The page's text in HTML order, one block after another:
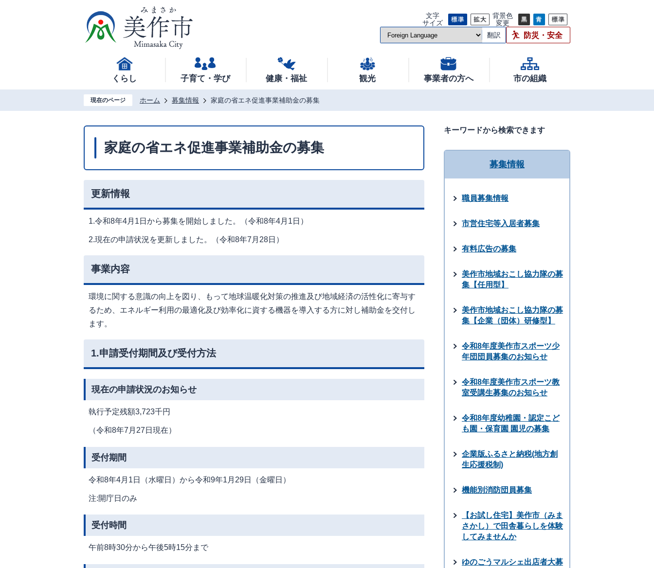
文字
サイズ
背景色
変更
翻訳
防災・安全
くらし 子育て・学び 健康・福祉 観光 事業者の方へ 市の組織
現在のページ ホーム 募集情報 家庭の省エネ促進事業補助金の募集
家庭の省エネ促進事業補助金の募集
更新情報
1.令和8年4月1日から募集を開始しました。（令和8年4月1日）
2.現在の申請状況を更新しました。（令和8年7月28日）
事業内容
環境に関する意識の向上を図り、もって地球温暖化対策の推進及び地域経済の活性化に寄与す
るため、エネルギー利用の最適化及び効率化に資する機器を導入する方に対し補助金を交付し
ます。
1.申請受付期間及び受付方法
現在の申請状況のお知らせ
執行予定残額3,723千円
（令和8年7月27日現在）
受付期間
令和8年4月1日（水曜日）から令和9年1月29日（金曜日）
注:開庁日のみ
受付時間
午前8時30分から午後5時15分まで
キーワードから検索できます
募集情報
職員募集情報
市営住宅等入居者募集
有料広告の募集
美作市地域おこし協力隊の募
集【任用型】
美作市地域おこし協力隊の募
集【企業（団体）研修型】
令和8年度美作市スポーツ少
年団団員募集のお知らせ
令和8年度美作市スポーツ教
室受講生募集のお知らせ
令和8年度幼稚園・認定こど
も園・保育園 園児の募集
企業版ふるさと納税(地方創
生応援税制)
機能別消防団員募集
【お試し住宅】美作市（みま
さかし）で田舎暮らしを体験
してみませんか
ゆのごうマルシェ出店者大募